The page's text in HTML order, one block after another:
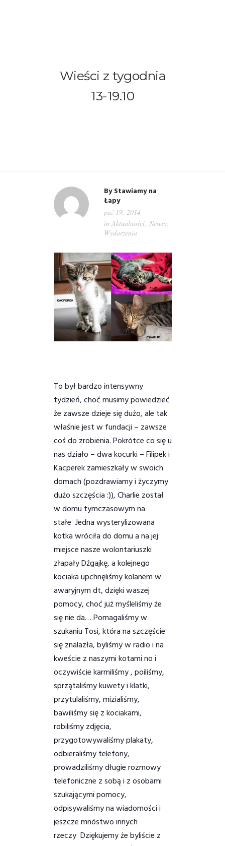
PRZYJACIELE
Wieści z tygodnia
13-19.10
ByStawiamy na
Łapy
paź 19, 2014
in Aktualności, Newsy,
Wydarzenia
To był bardzo intensywny
tydzień, choć musimy powiedzieć
że zawsze dzieje się dużo, ale tak
właśnie jest w fundacji – zawsze
coś do zrobienia. Pokrótce co się u
nas działo – dwa kocurki – Filipek i
Kacperek zamieszkały w swoich
domach (pozdrawiamy i życzymy
dużo szczęścia :)), Charlie został
w domu tymczasowym na
stałe Jedna wysterylizowana
kotka wróciła do domu a na jej
miejsce nasze wolontariuszki
złapały Dźgajkę, a kolejnego
kociaka upchnęliśmy kolanem w
awaryjnym dt, dzięki waszej
pomocy, choć już myśleliśmy że
się nie da… Pomagaliśmy w
szukaniu Tosi, która na szczęście
się znalazła, byliśmy w radio i na
kweście z naszymi kotami no i
oczywiście karmiliśmy , poiliśmy,
sprzątaliśmy kuwety i klatki,
przytulaliśmy, mizialiśmy,
bawiliśmy się z kociakami,
robiliśmy zdjęcia,
przygotowywaliśmy plakaty,
odbieraliśmy telefony,
prowadziliśmy długie rozmowy
telefoniczne z sobą i z osobami
szukającymi pomocy,
odpisywaliśmy na wiadomości i
jeszcze mnóstwo innych
rzeczy Dziękujemy że byliście z